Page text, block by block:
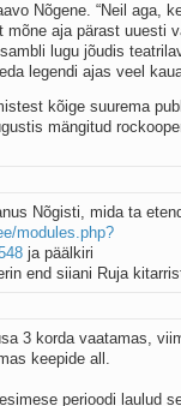
Nõgene. “Neil aga,
aja pärast uuesti
lugu jõudis
legendi ajas veel
kõige suurema
mängitud
Nõgisti, mida ta
modules.php?
ja päälkiri
end siiani Ruja
3 korda vaatamas,
keepide all.
perioodi laulud